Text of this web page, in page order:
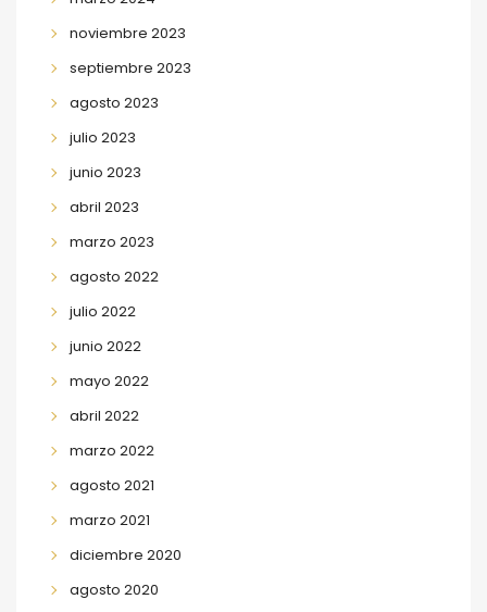
noviembre 2023
septiembre 2023
agosto 2023
julio 2023
junio 2023
abril 2023
marzo 2023
agosto 2022
julio 2022
junio 2022
mayo 2022
abril 2022
marzo 2022
agosto 2021
marzo 2021
diciembre 2020
agosto 2020